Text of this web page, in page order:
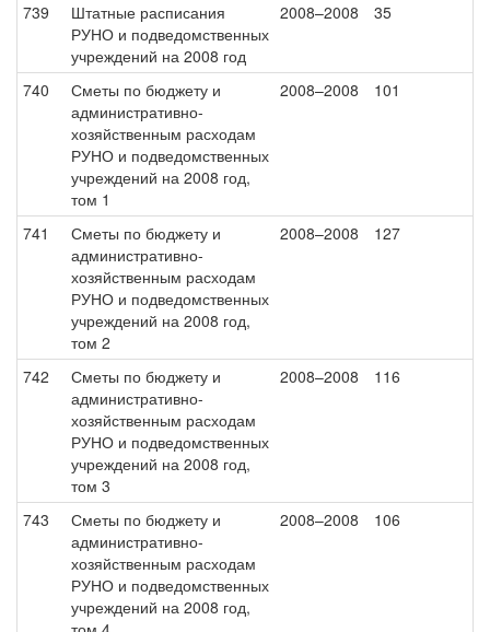
739
Штатные расписания
РУНО и подведомственных
учреждений на 2008 год
2008–2008 35
740
Сметы по бюджету и
административно-
хозяйственным расходам
РУНО и подведомственных
учреждений на 2008 год,
том 1
2008–2008 101
741
Сметы по бюджету и
административно-
хозяйственным расходам
РУНО и подведомственных
учреждений на 2008 год,
том 2
2008–2008 127
742
Сметы по бюджету и
административно-
хозяйственным расходам
РУНО и подведомственных
учреждений на 2008 год,
том 3
2008–2008 116
743
Сметы по бюджету и
административно-
хозяйственным расходам
РУНО и подведомственных
учреждений на 2008 год,
2008–2008 106